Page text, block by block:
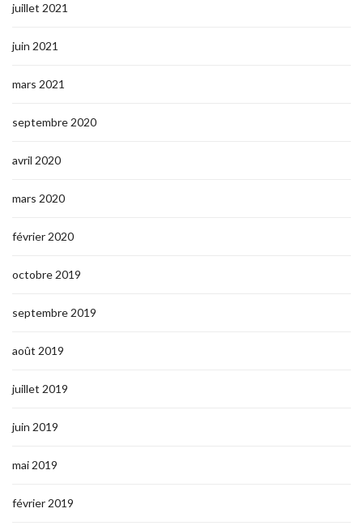
juillet 2021
juin 2021
mars 2021
septembre 2020
avril 2020
mars 2020
février 2020
octobre 2019
septembre 2019
août 2019
juillet 2019
juin 2019
mai 2019
février 2019